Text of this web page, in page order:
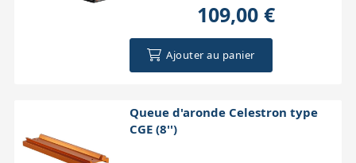
109,00 €
Ajouter au panier
Queue d'aronde Celestron type
CGE (8'')